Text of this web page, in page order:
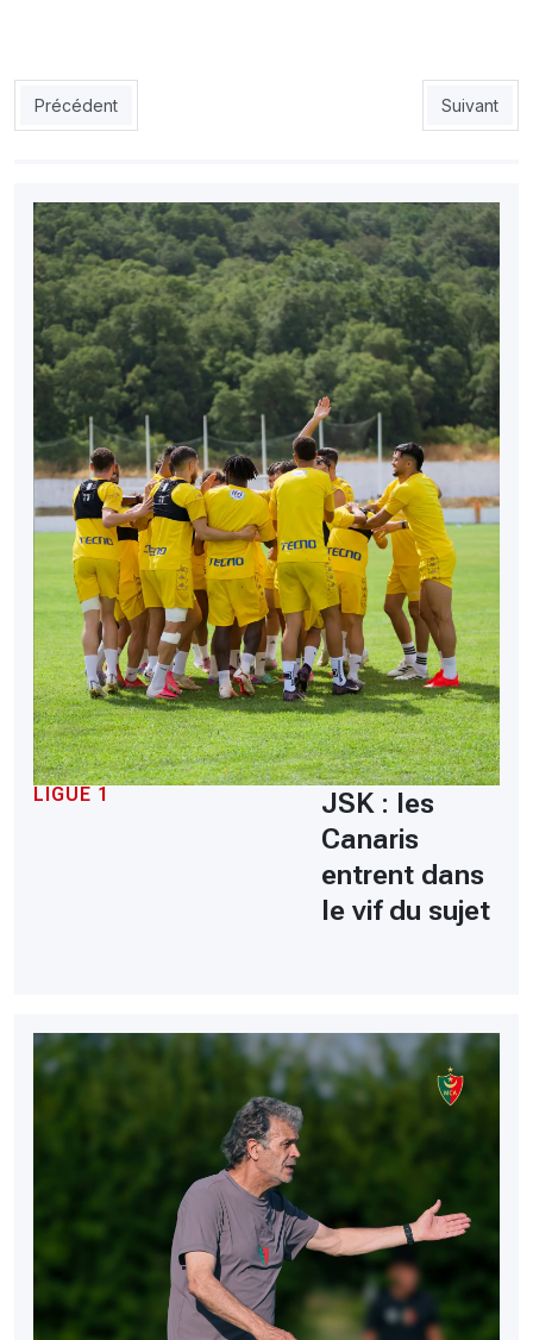
Article précédent : MCEB - MCA : le Mouloudia face au match
Précédent Article
Suivant
LIGUE 1
JSK : les
Canaris
entrent dans
le vif du sujet